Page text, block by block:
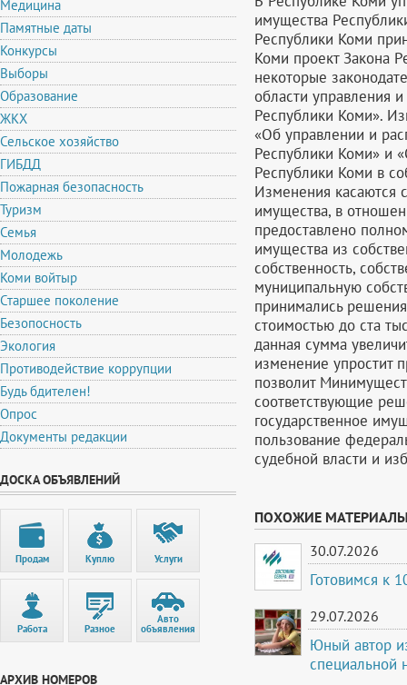
Медицина
Памятные даты
Конкурсы
Выборы
Образование
ЖКХ
Сельское хозяйство
ГИБДД
Пожарная безопасность
Туризм
Семья
Молодежь
Коми войтыр
Старшее поколение
Безопосность
Экология
Противодействие коррупции
Будь бдителен!
Опрос
Документы редакции
ДОСКА ОБЪЯВЛЕНИЙ
Продам Куплю Услуги
Работа Разное
Авто
объявления
АРХИВ НОМЕРОВ
имущества
Республики Коми
Коми проект Закона
некоторые
области управления
Республики Коми».
«Об управлении и
Республики Коми» и
Республики Коми в
Изменения касаются
имущества, в
предоставлено
имущества из
собственность,
муниципальную
принимались
стоимостью до ста
данная сумма
изменение упростит
позволит
соответствующие
государственное
пользование
судебной власти и
ПОХОЖИЕ
30.07.2026
Готовимся к
29.07.2026
Юный автор
специальной